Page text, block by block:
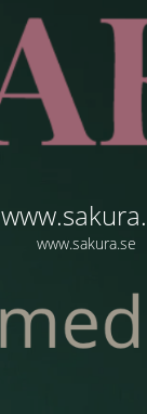
www.sakura.se